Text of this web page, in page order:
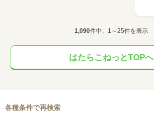
1,090件中、1～25件を表示
はたらこねっとTOPへ
各種条件で再検索